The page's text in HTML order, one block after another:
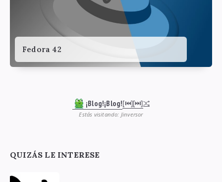
Fedora 42
¡Blog!¡Blog![⏮︎][⏭︎]
Estás visitando: Jinversor
QUIZÁS LE INTERESE